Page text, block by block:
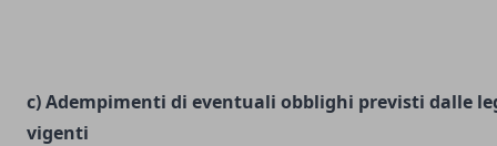
c) Adempimenti di eventuali obblighi previsti dalle
vigenti